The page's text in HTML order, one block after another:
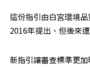
這份指引由白宮環境
2016年提出、但後來
新指引讓審查標準更